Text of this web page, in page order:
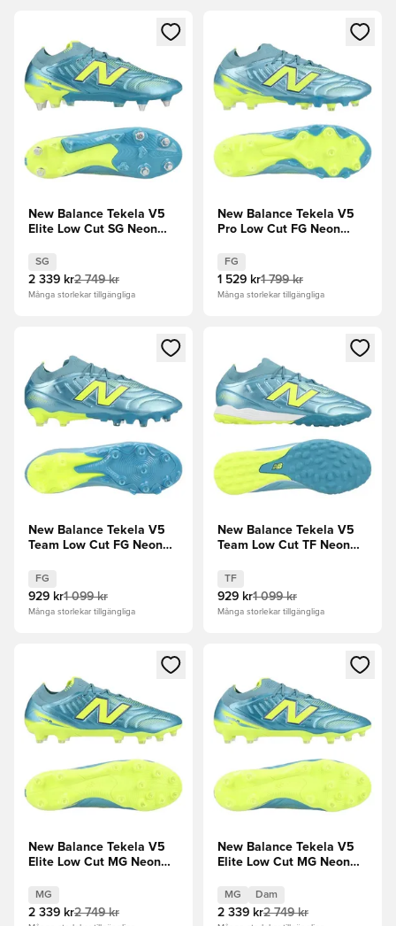
Öppnar en Modal för att logga in eller registrera dig som
New Balance Tekela V5
Elite Low Cut SG Neon
SG
2 339 kr2 749 kr
Många storlekar tillgängliga
Öppnar en Modal för att
New Balance Tekela V5
Pro Low Cut FG Neon
FG
1 529 kr1 799 kr
Många storlekar tillgängliga
Öppnar en Modal för att logga in eller registrera dig som
New Balance Tekela V5
Team Low Cut FG Neon
FG
929 kr1 099 kr
Många storlekar tillgängliga
Öppnar en Modal för att
New Balance Tekela V5
Team Low Cut TF Neon
TF
929 kr1 099 kr
Många storlekar tillgängliga
Öppnar en Modal för att logga in eller registrera dig som
New Balance Tekela V5
Elite Low Cut MG Neon
MG
2 339 kr2 749 kr
Öppnar en Modal för att
New Balance Tekela V5
Elite Low Cut MG Neon
MG Dam
2 339 kr2 749 kr